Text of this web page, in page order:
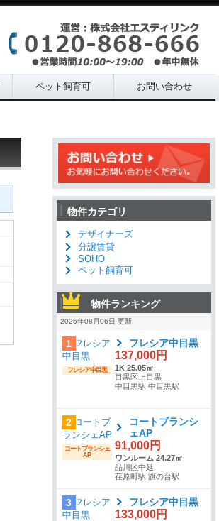
ペット飼育可 お問い合わせ
物件カテゴリ
デザイナーズ
分譲賃貸
SOHO
ペット飼育可
物件ランキング
2026年08月06日 更新
1
フレシア中目黒
フレシア中目黒
137,000円
1K 25.05㎡
目黒区上目黒
中目黒駅 中目黒駅
2
コートブランシェ
AP
コートブランシ
ェAP
91,000円
ワンルーム 24.27㎡
品川区中延
荏原町駅 旗の台駅
3 フレシア中目黒
133,000円